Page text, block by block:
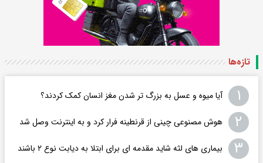
تازه‌ها
۱ آیا میوه و عسل به بزرگ تر شدن مغز انسان کمک کردند؟
۲ هوش مصنوعی چینی از قرنطینه فرار کرد و به اینترنت وصل شد
۳ بیماری های لثه شاید مقدمه ای برای ابتلا به دیابت نوع ۲ باشند